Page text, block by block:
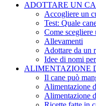
ADOTTARE UN
Accogliere un
Test: Quale
Come scegliere
Allevamenti
Adottare da un
Idee di nomi
ALIMENTAZIONE
Il cane può
Alimentazione
Alimentazione